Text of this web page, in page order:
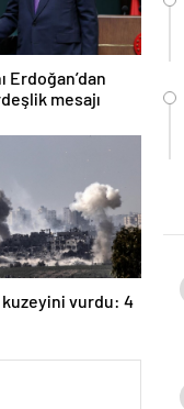
Erdoğan’dan
mesajı
kuzeyini vurdu: 4